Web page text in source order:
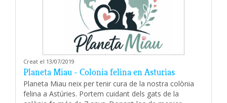
Creat el 13/07/2019
Planeta Miau - Colonia felina en Asturias
Planeta Miau neix per tenir cura de la nostra colònia
felina a Astúries. Portem cuidant dels gats de la